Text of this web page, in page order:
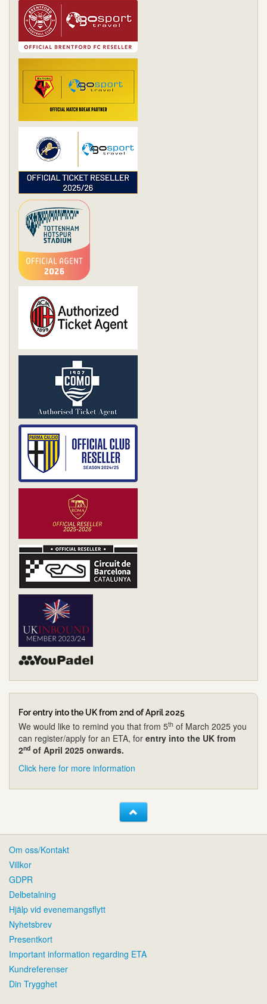
For entry into the UK from 2nd of April 2025
We would like to remind you that from 5th of March 2025 you
can register/apply for an ETA, for entry into the UK from
2nd of April 2025 onwards.
Click here for more information
Om oss/Kontakt
Villkor
GDPR
Delbetalning
Hjälp vid evenemangsflytt
Nyhetsbrev
Presentkort
Important information regarding ETA
Kundreferenser
Din Trygghet